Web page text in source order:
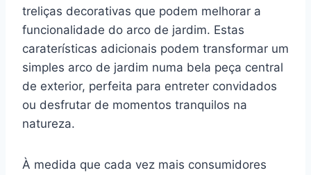
treliças decorativas que podem melhorar a
funcionalidade do arco de jardim. Estas
caraterísticas adicionais podem transformar um
simples arco de jardim numa bela peça central
de exterior, perfeita para entreter convidados
ou desfrutar de momentos tranquilos na
natureza.
À medida que cada vez mais consumidores